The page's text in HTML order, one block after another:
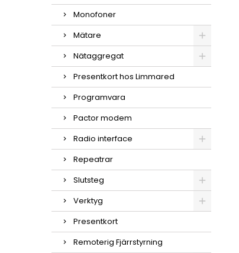
Monofoner
Mätare
Nätaggregat
Presentkort hos Limmared
Programvara
Pactor modem
Radio interface
Repeatrar
Slutsteg
Verktyg
Presentkort
Remoterig Fjärrstyrning